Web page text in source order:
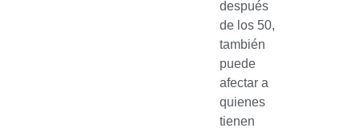
después
de los 50,
también
puede
afectar a
quienes
tienen